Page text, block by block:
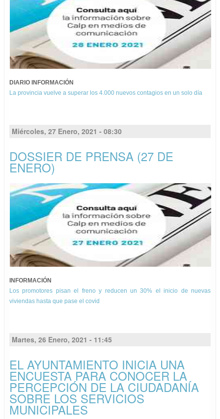
DIARIO INFORMACIÓN
La provincia vuelve a superar los 4.000 nuevos contagios en un solo día
Miércoles, 27 Enero, 2021 - 08:30
DOSSIER DE PRENSA (27 DE
ENERO)
INFORMACIÓN
Los promotores pisan el freno y reducen un 30% el inicio de nuevas
viviendas hasta que pase el covid
Martes, 26 Enero, 2021 - 11:45
EL AYUNTAMIENTO INICIA UNA
ENCUESTA PARA CONOCER LA
PERCEPCIÓN DE LA CIUDADANÍA
SOBRE LOS SERVICIOS
MUNICIPALES